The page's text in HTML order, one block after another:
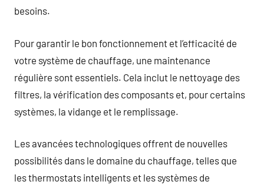
besoins.
Pour garantir le bon fonctionnement et l’efficacité de
votre système de chauffage, une maintenance
régulière sont essentiels. Cela inclut le nettoyage des
filtres, la vérification des composants et, pour certains
systèmes, la vidange et le remplissage.
Les avancées technologiques offrent de nouvelles
possibilités dans le domaine du chauffage, telles que
les thermostats intelligents et les systèmes de